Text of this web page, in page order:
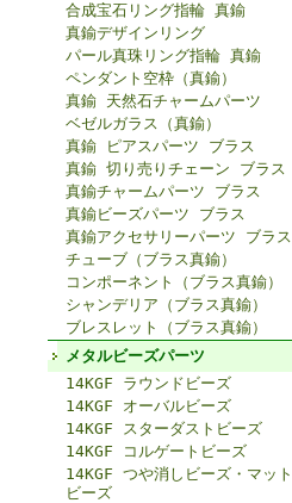
合成宝石リング指輪 真鍮
真鍮デザインリング
パール真珠リング指輪 真鍮
ペンダント空枠（真鍮）
真鍮 天然石チャームパーツ
ベゼルガラス（真鍮）
真鍮 ピアスパーツ ブラス
真鍮 切り売りチェーン ブラス
真鍮チャームパーツ ブラス
真鍮ビーズパーツ ブラス
真鍮アクセサリーパーツ ブラス
チューブ（ブラス真鍮）
コンポーネント（ブラス真鍮）
シャンデリア（ブラス真鍮）
ブレスレット（ブラス真鍮）
メタルビーズパーツ
14KGF ラウンドビーズ
14KGF オーバルビーズ
14KGF スターダストビーズ
14KGF コルゲートビーズ
14KGF つや消しビーズ・マット
ビーズ